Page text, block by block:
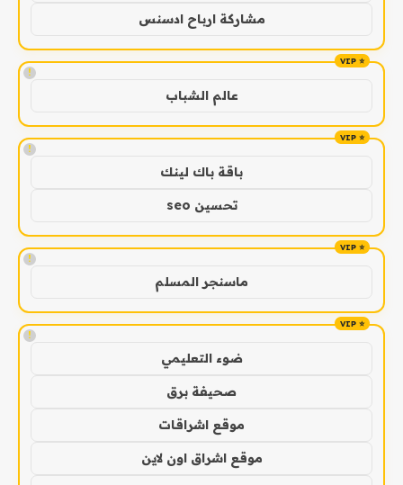
مشاركة ارباح ادسنس
!
عالم الشباب
!
باقة باك لينك
تحسين seo
!
ماسنجر المسلم
!
ضوء التعليمي
صحيفة برق
موقع اشراقات
موقع اشراق اون لاين